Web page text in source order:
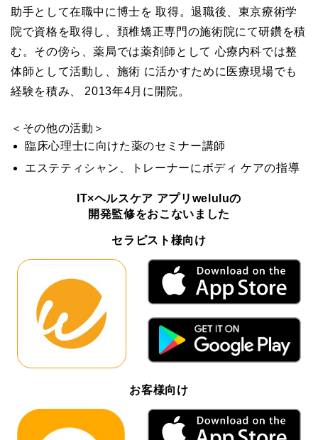
助手として在職中に博士を 取得。退職後、東京療術学
院で資格を取得し、頚椎矯正専門の施術院にて研鑽を積
む。その傍ら、薬局では薬剤師として 心療内科では整
体師として活動し、施術 に活かすために医療現場でも
経験を積み、 2013年4月に開院。
＜その他の活動＞
臨床心理士に向けた薬のセミナー講師
エステティシャン、トレーナーにボディ ケアの指導
IT×ヘルスケア アプリweluluの
開発監修をおこないました
セラピスト様向け
お客様向け